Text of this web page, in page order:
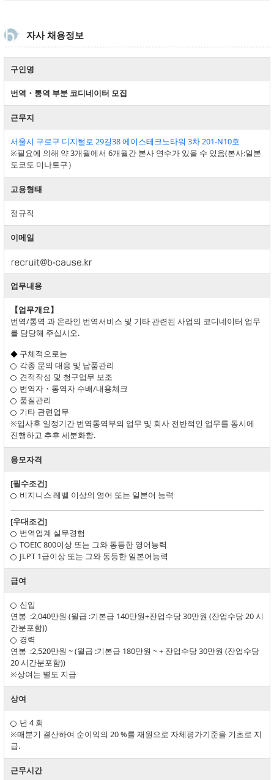
자사 채용정보
구인명
번역・통역 부분 코디네이터 모집
근무지
서울시 구로구 디지털로 29길38 에이스테크노타워 3차 201-N10호
※필요에 의해 약 3개월에서 6개월간 본사 연수가 있을 수 있음(본사:일본
도쿄도 미나토구）
고용형태
정규직
이메일
업무내용
【업무개요】
번역/통역 과 온라인 번역서비스 및 기타 관련된 사업의 코디네이터 업무
를 담당해 주십시오.
구체적으로는
각종 문의 대응 및 납품관리
견적작성 및 청구업무 보조
번역자・통역자 수배/내용체크
품질관리
기타 관련업무
※입사후 일정기간 번역통역부의 업무 및 회사 전반적인 업무를 동시에
진행하고 추후 세분화함.
응모자격
[필수조건]
비지니스 레벨 이상의 영어 또는 일본어 능력
[우대조건]
번역업계 실무경험
TOEIC 800이상 또는 그와 동등한 영어능력
JLPT 1급이상 또는 그와 동등한 일본어능력
급여
신입
연봉 :2,040만원 (월급 :기본급 140만원+잔업수당 30만원 (잔업수당 20 시
간분포함))
경력
연봉 :2,520만원 ~ (월급 :기본급 180만원 ~ + 잔업수당 30만원 (잔업수당
20 시간분포함))
※상여는 별도 지급
상여
년 4 회
※매분기 결산하여 순이익의 20 %를 재원으로 자체평가기준을 기초로 지
급.
근무시간